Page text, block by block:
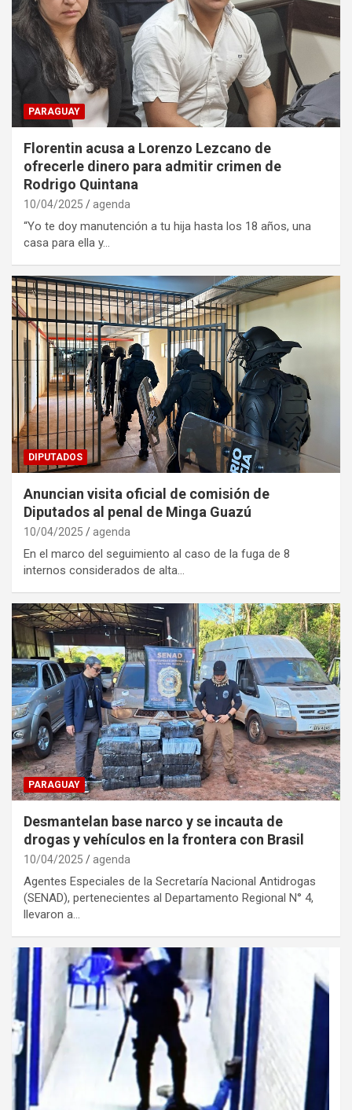
PARAGUAY
Florentin acusa a Lorenzo Lezcano de
ofrecerle dinero para admitir crimen de
Rodrigo Quintana
10/04/2025 agenda
“Yo te doy manutención a tu hija hasta los 18 años, una
casa para ella y…
DIPUTADOS
Anuncian visita oficial de comisión de
Diputados al penal de Minga Guazú
10/04/2025 agenda
En el marco del seguimiento al caso de la fuga de 8
internos considerados de alta…
PARAGUAY
Desmantelan base narco y se incauta de
drogas y vehículos en la frontera con Brasil
10/04/2025 agenda
Agentes Especiales de la Secretaría Nacional Antidrogas
(SENAD), pertenecientes al Departamento Regional N° 4,
llevaron a…